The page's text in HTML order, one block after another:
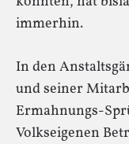
immerhin.
In den
und seiner
Ermahnungs-
Volkseigenen